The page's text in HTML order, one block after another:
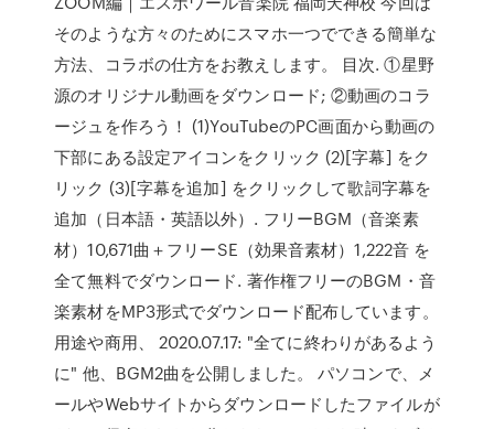
そのような方々のためにスマホ一つでできる簡単な
方法、コラボの仕方をお教えします。 目次. ①星野
源のオリジナル動画をダウンロード; ②動画のコラ
ージュを作ろう！ (1)YouTubeのPC画面から動画の
下部にある設定アイコンをクリック (2)[字幕] をク
リック (3)[字幕を追加] をクリックして歌詞字幕を
追加（日本語・英語以外）. フリーBGM（音楽素
材）10,671曲＋フリーSE（効果音素材）1,222音 を
全て無料でダウンロード. 著作権フリーのBGM・音
楽素材をMP3形式でダウンロード配布しています。
用途や商用、 2020.07.17: "全てに終わりがあるよう
に" 他、BGM2曲を公開しました。 パソコンで、メ
ールやWebサイトからダウンロードしたファイルが